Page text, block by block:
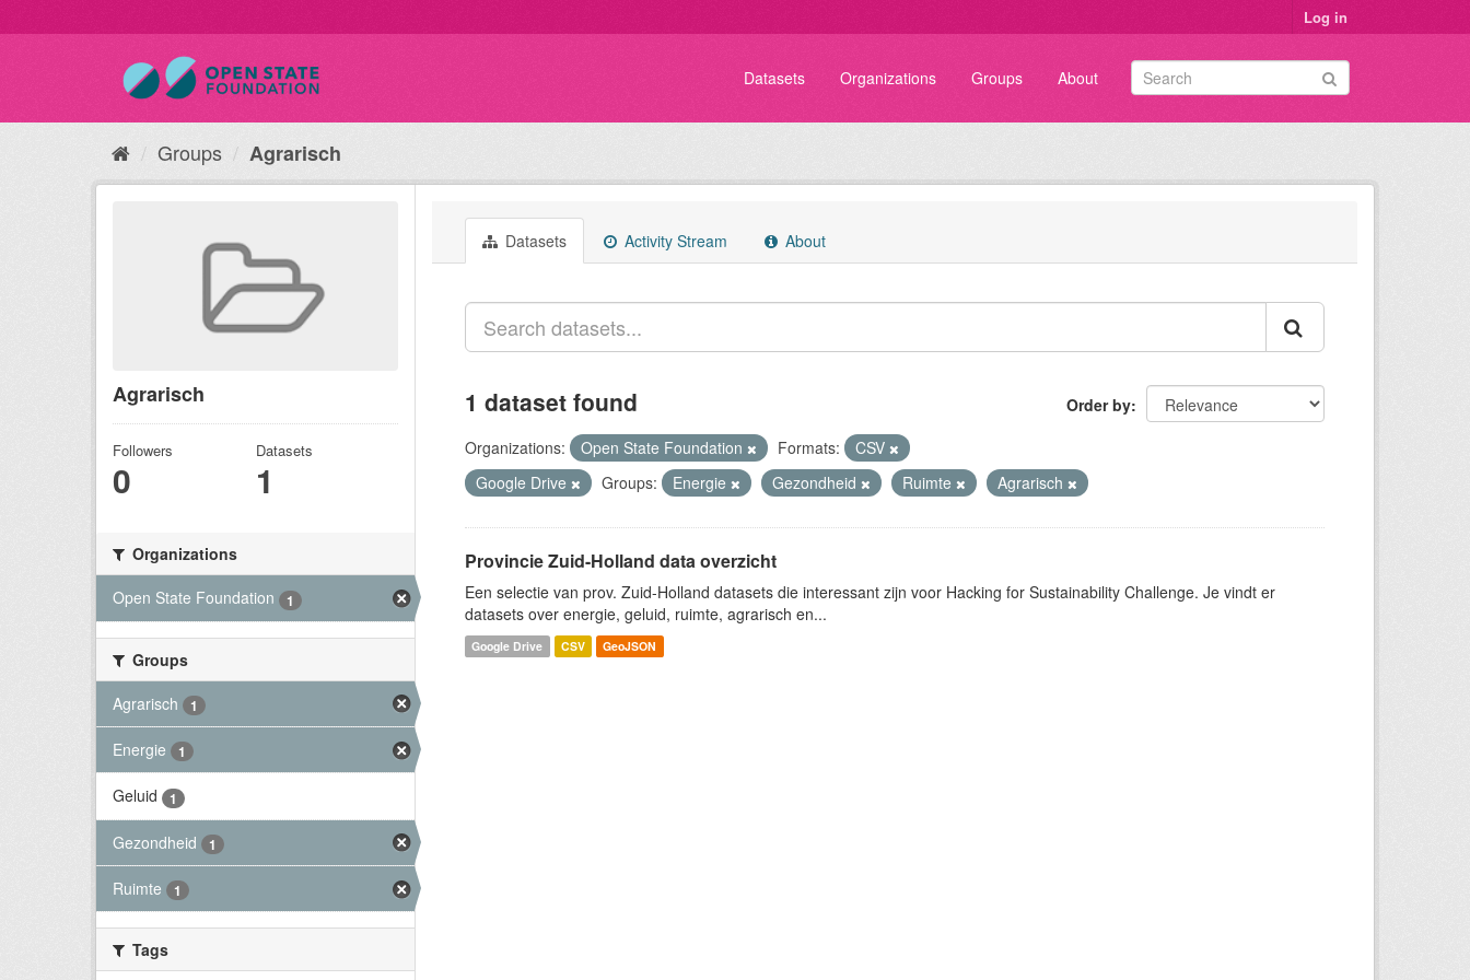
Log in
Datasets Organizations Groups About
Groups Agrarisch
Agrarisch
Followers
0
Datasets
1
Organizations
Open State Foundation
1
Groups
Agrarisch
1
Energie 1
Geluid 1
Gezondheid 1
Ruimte 1
Tags
Datasets Activity Stream About
Order by
1 dataset found
Organizations: Open State Foundation Formats:
CSV
Google Drive
Groups: Energie Gezondheid Ruimte Agrarisch
Provincie Zuid-Holland data overzicht
Een selectie van prov. Zuid-Holland datasets die interessant zijn voor Hacking for Sustainability Challenge. Je vindt er
datasets over energie, geluid, ruimte, agrarisch en...
Google Drive CSV GeoJSON